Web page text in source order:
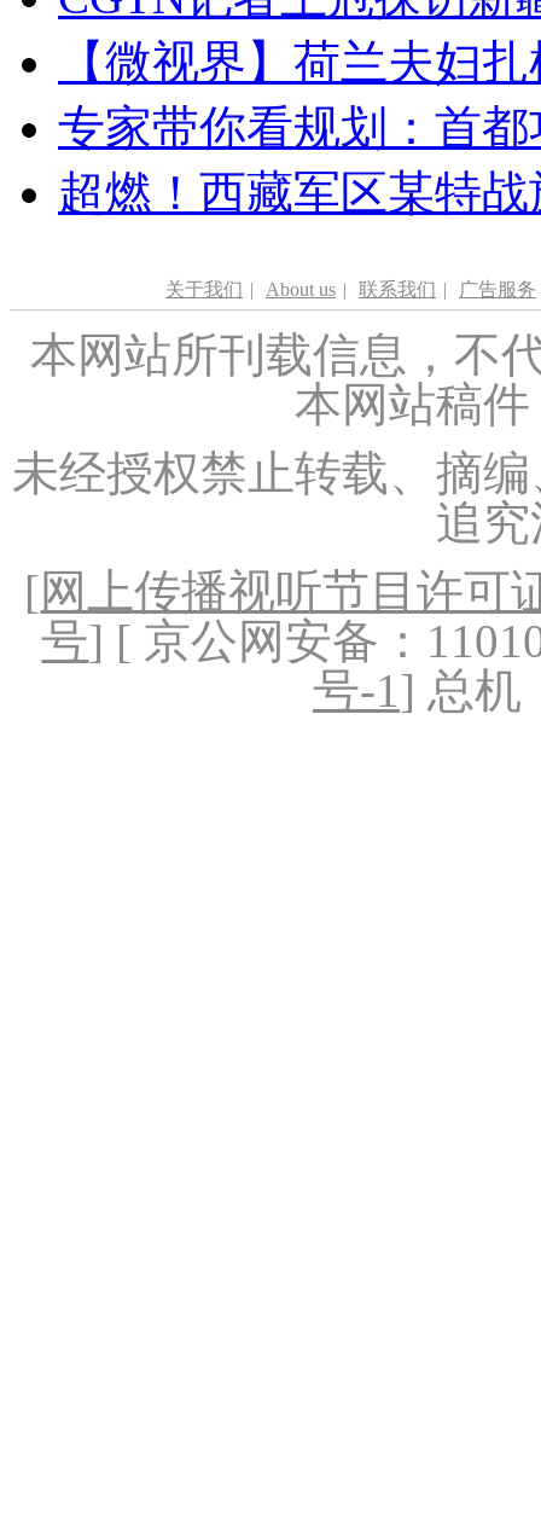
【微视界】荷兰夫妇
专家带你看规划：首
超燃！西藏军区某特
关于我们 | About us | 联系我们 | 广告服务
本网站所刊载信息，不
本网站稿
未经授权禁止转载、摘
追
[网上传播视听节目许可
号] [ 京公网安备：
号-1] 总机